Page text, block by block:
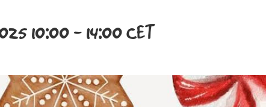
10:00 - 14:00CET